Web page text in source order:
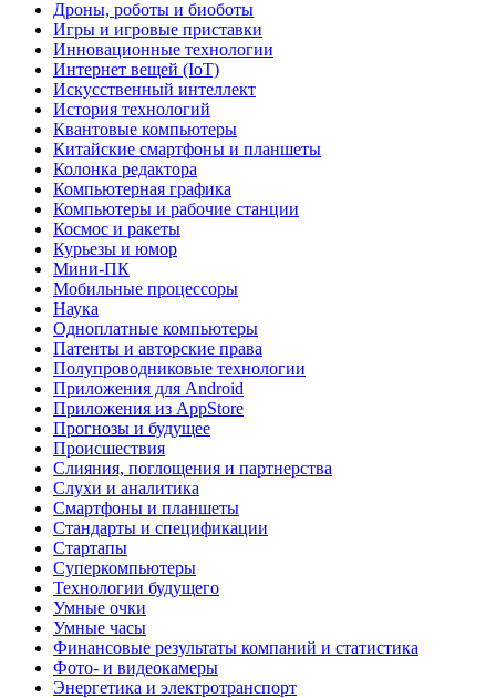
Дроны, роботы и биоботы
Игры и игровые приставки
Инновационные технологии
Интернет вещей (IoT)
Искусственный интеллект
История технологий
Квантовые компьютеры
Китайские смартфоны и планшеты
Колонка редактора
Компьютерная графика
Компьютеры и рабочие станции
Космос и ракеты
Курьезы и юмор
Мини-ПК
Мобильные процессоры
Наука
Одноплатные компьютеры
Патенты и авторские права
Полупроводниковые технологии
Приложения для Android
Приложения из AppStore
Прогнозы и будущее
Происшествия
Слияния, поглощения и партнерства
Слухи и аналитика
Смартфоны и планшеты
Стандарты и спецификации
Стартапы
Суперкомпьютеры
Технологии будущего
Умные очки
Умные часы
Финансовые результаты компаний и статистика
Фото- и видеокамеры
Энергетика и электротранспорт